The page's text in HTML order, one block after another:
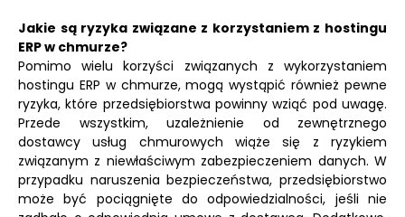
Jakie są ryzyka związane z korzystaniem z hostingu
ERP w chmurze?
Pomimo wielu korzyści związanych z wykorzystaniem
hostingu ERP w chmurze, mogą wystąpić również pewne
ryzyka, które przedsiębiorstwa powinny wziąć pod uwagę.
Przede wszystkim, uzależnienie od zewnętrznego
dostawcy usług chmurowych wiąże się z ryzykiem
związanym z niewłaściwym zabezpieczeniem danych. W
przypadku naruszenia bezpieczeństwa, przedsiębiorstwo
może być pociągnięte do odpowiedzialności, jeśli nie